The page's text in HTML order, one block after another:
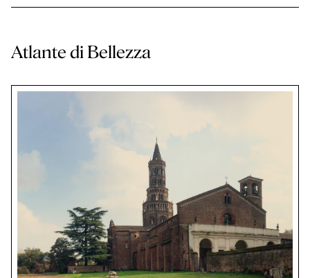
Atlante di Bellezza